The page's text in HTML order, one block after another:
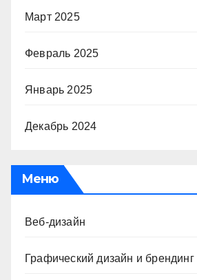
Март 2025
Февраль 2025
Январь 2025
Декабрь 2024
Меню
Веб-дизайн
Графический дизайн и брендинг